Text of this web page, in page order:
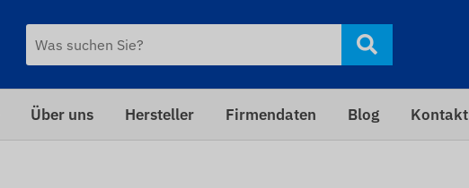
Über uns Hersteller Firmendaten Blog Kontakt